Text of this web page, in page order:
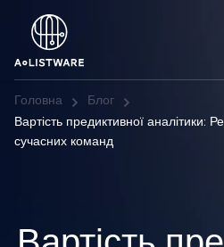
Головна
Блог
Вартість предиктивної аналітики:
сучасних команд